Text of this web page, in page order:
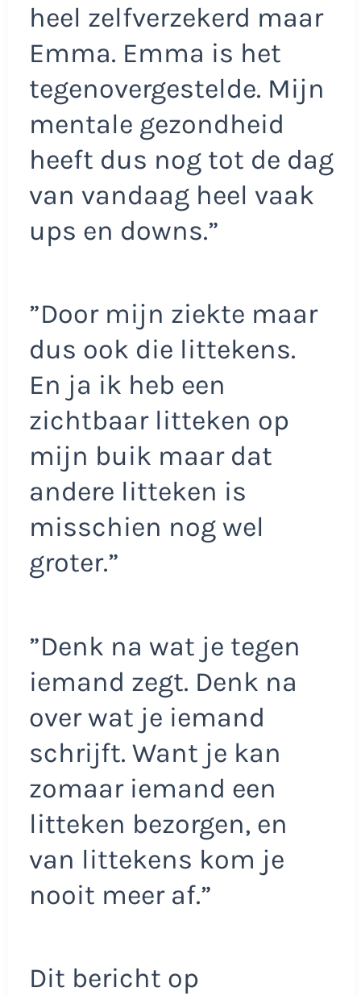
heel zelfverzekerd maar
Emma. Emma is het
tegenovergestelde. Mijn
mentale gezondheid
heeft dus nog tot de dag
van vandaag heel vaak
ups en downs.”
”Door mijn ziekte maar
dus ook die littekens.
En ja ik heb een
zichtbaar litteken op
mijn buik maar dat
andere litteken is
misschien nog wel
groter.”
”Denk na wat je tegen
iemand zegt. Denk na
over wat je iemand
schrijft. Want je kan
zomaar iemand een
litteken bezorgen, en
van littekens kom je
nooit meer af.”
Dit bericht op